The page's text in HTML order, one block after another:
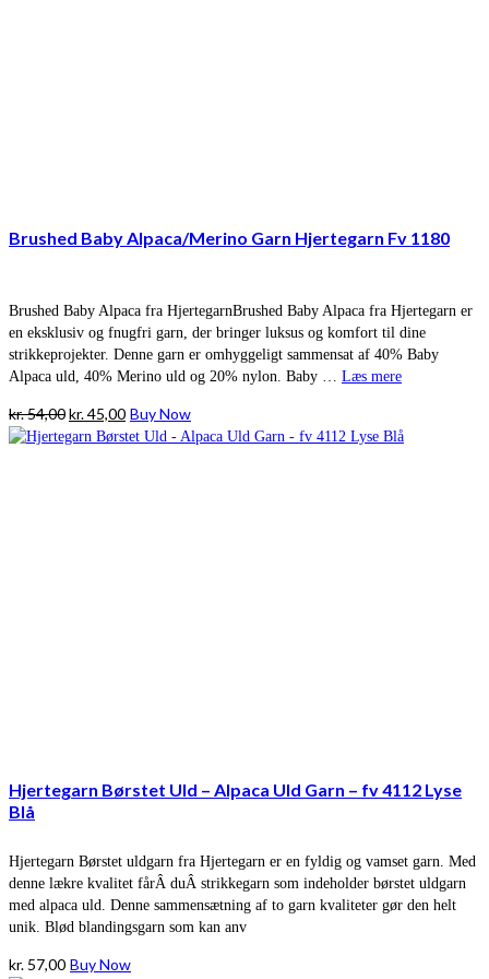
Brushed Baby Alpaca/Merino Garn Hjertegarn Fv 1180
Brushed Baby Alpaca fra HjertegarnBrushed Baby Alpaca fra Hjertegarn er
en eksklusiv og fnugfri garn, der bringer luksus og komfort til dine
strikkeprojekter. Denne garn er omhyggeligt sammensat af 40% Baby
Alpaca uld, 40% Merino uld og 20% nylon. Baby … Læs mere
kr.54,00Den
oprindelige
kr.45,00Den
aktuelle
Buy Now
Hjertegarn Børstet Uld – Alpaca Uld Garn – fv 4112 Lyse
Blå
Hjertegarn Børstet uldgarn fra Hjertegarn er en fyldig og vamset garn. Med
denne lækre kvalitet fårÂ duÂ strikkegarn som indeholder børstet uldgarn
med alpaca uld. Denne sammensætning af to garn kvaliteter gør den helt
unik. Blød blandingsgarn som kan anv
kr. 57,00 Buy Now